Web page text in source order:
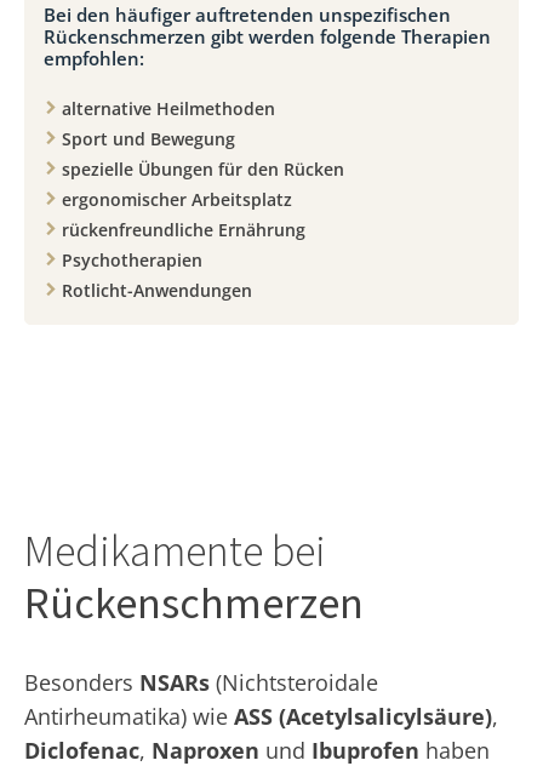
Bei den häufiger auftretenden unspezifischen
Rückenschmerzen gibt werden folgende Therapien
empfohlen:
alternative Heilmethoden
Sport und Bewegung
spezielle Übungen für den Rücken
ergonomischer Arbeitsplatz
rückenfreundliche Ernährung
Psychotherapien
Rotlicht-Anwendungen
Medikamente bei
Rückenschmerzen
Besonders NSARs (Nichtsteroidale
Antirheumatika) wie ASS (Acetylsalicylsäure),
Diclofenac, Naproxen und Ibuprofen haben